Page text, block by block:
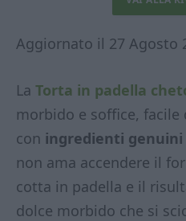
Aggiornato il 27 Agosto
La Torta in padella
morbido e soffice, facile
con ingredienti
non ama accendere il
cotta in padella e il
dolce morbido che si